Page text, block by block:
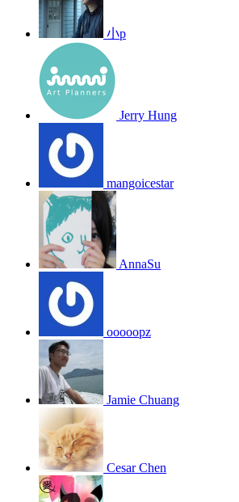
小p
Jerry Hung
mangoicestar
AnnaSu
ooooopz
Jamie Chuang
Cesar Chen